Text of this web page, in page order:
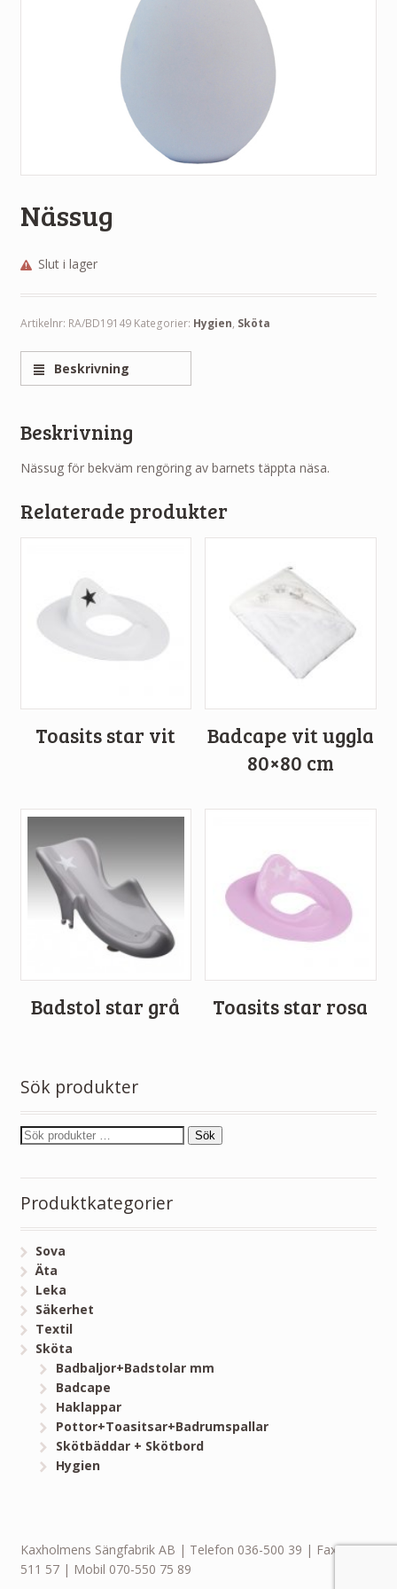
Nässug
Slut i lager
Artikelnr: RA/BD19149 Kategorier: Hygien, Sköta
Beskrivning
Beskrivning
Nässug för bekväm rengöring av barnets täppta näsa.
Relaterade produkter
Toasits star vit
Badcape vit uggla
80×80 cm
Badstol star grå Toasits star rosa
Sök produkter
Sök
Produktkategorier
Sova
Äta
Leka
Säkerhet
Textil
Sköta
Badbaljor+Badstolar mm
Badcape
Haklappar
Pottor+Toasitsar+Badrumspallar
Skötbäddar + Skötbord
Hygien
Kaxholmens Sängfabrik AB | Telefon 036-500 39 | Fax 036-
511 57 | Mobil 070-550 75 89